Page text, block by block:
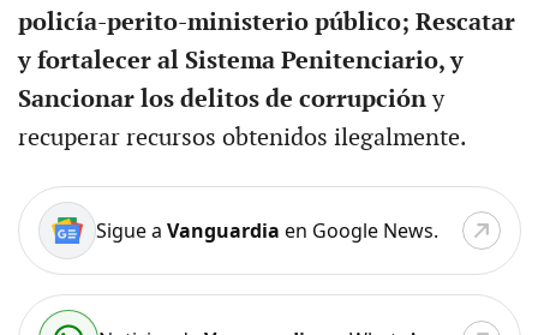
policía-perito-ministerio público; Rescatar
y fortalecer al Sistema Penitenciario, y
Sancionar los delitos de corrupcióny
recuperar recursos obtenidos ilegalmente.
Sigue a Vanguardia en Google News.